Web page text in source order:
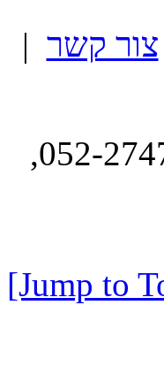
צור קשר |
השושנה 14 , ת.ד. 130 סביון 5691502 טלפון: 052-2747168,
[Jump to